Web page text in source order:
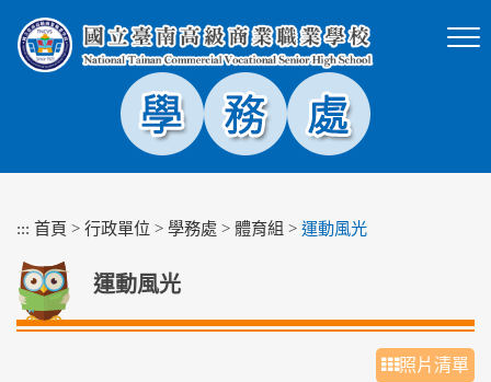
塊
::: 首頁 > 行政單位 > 學務處 > 體育組 > 運動風光
運動風光
照片清單